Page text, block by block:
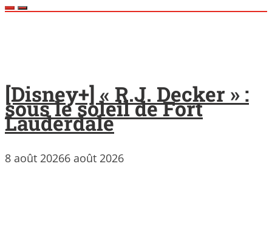
[Disney+] « R.J. Decker » :
sous le soleil de Fort
Lauderdale
8 août 20266 août 2026